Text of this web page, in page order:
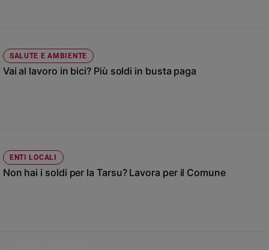
di
valore
e
inclusione
Costume
SALUTE E AMBIENTE
Vai al lavoro in bici? Più soldi in busta paga
ENTI LOCALI
Non hai i soldi per la Tarsu? Lavora per il Comune